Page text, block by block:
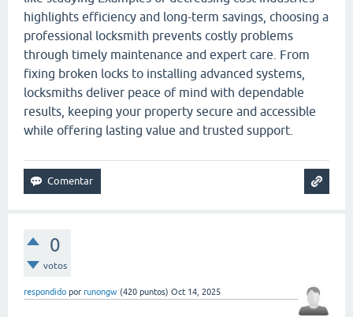
highlights efficiency and long-term savings, choosing a
professional locksmith prevents costly problems
through timely maintenance and expert care. From
fixing broken locks to installing advanced systems,
locksmiths deliver peace of mind with dependable
results, keeping your property secure and accessible
while offering lasting value and trusted support.
0
votos
respondido por runongw (420 puntos) Oct 14, 2025